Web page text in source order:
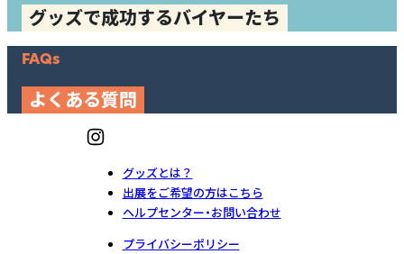
グッズで成功するバイヤーたち
FAQs
よくある質問
グッズとは？
出展をご希望の方はこちら
ヘルプセンター・お問い合わせ
プライバシーポリシー